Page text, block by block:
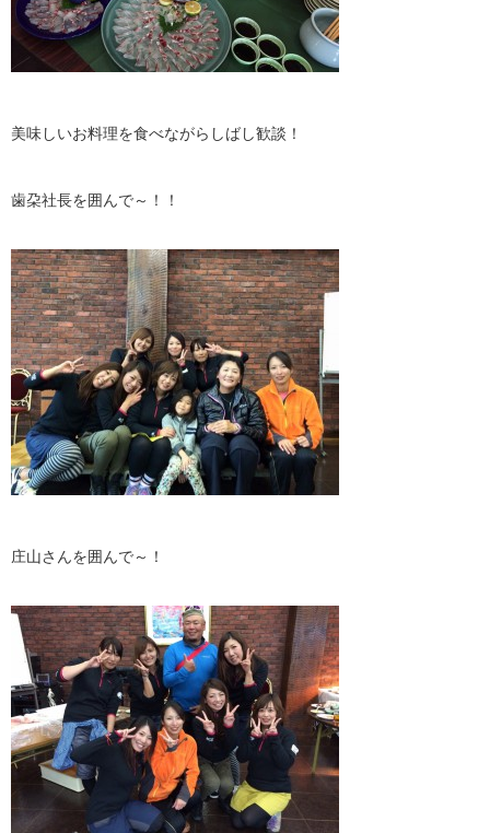
美味しいお料理を食べながらしばし歓談！
歯朶社長を囲んで～！！
庄山さんを囲んで～！